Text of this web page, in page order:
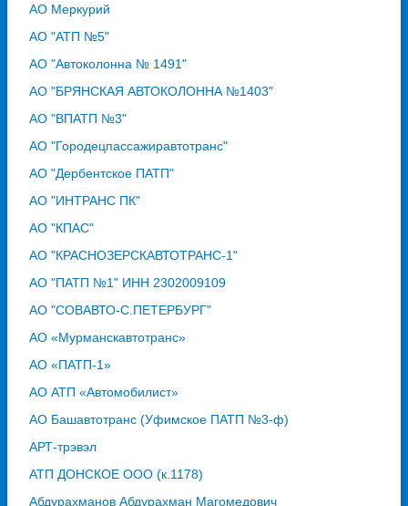
АО Меркурий
АО "АТП №5"
АО "Автоколонна № 1491"
АО "БРЯНСКАЯ АВТОКОЛОННА №1403"
АО "ВПАТП №3"
АО "Городецпассажиравтотранс"
АО "Дербентское ПАТП"
АО "ИНТРАНС ПК"
АО "КПАС"
АО "КРАСНОЗЕРСКАВТОТРАНС-1"
АО "ПАТП №1" ИНН 2302009109
АО "СОВАВТО-С.ПЕТЕРБУРГ"
АО «Мурманскавтотранс»
АО «ПАТП-1»
АО АТП «Автомобилист»
АО Башавтотранс (Уфимское ПАТП №3-ф)
АРТ-трэвэл
АТП ДОНСКОЕ ООО (к.1178)
Абдурахманов Абдурахман Магомедович